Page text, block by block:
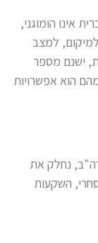
אינו הומוגני,
למצב
ישנם מספר
הוא אפשרויות
נחלק את
מסחרי, השקעות